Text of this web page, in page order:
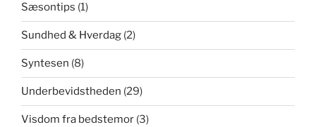
Sæsontips (1)
Sundhed & Hverdag (2)
Syntesen (8)
Underbevidstheden (29)
Visdom fra bedstemor (3)